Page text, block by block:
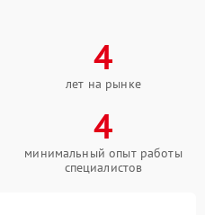
4
лет на рынке
4
минимальный опыт работы
специалистов